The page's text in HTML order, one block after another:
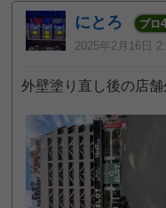
にとろ プロ
2025年2月16日
外壁塗り直し後の店